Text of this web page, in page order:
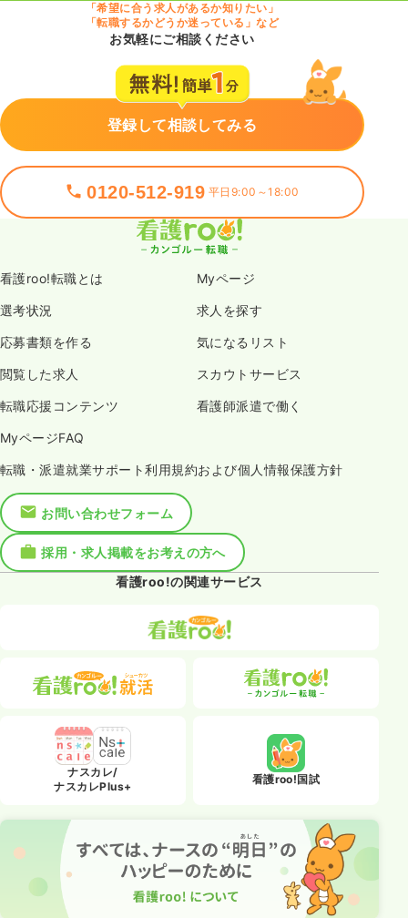
「希望に合う求人があるか知りたい」
「転職するかどうか迷っている」など
お気軽にご相談ください
登録して相談してみる
0120-512-919 平日9:00～18:00
看護roo!転職とは Myページ
選考状況 求人を探す
応募書類を作る 気になるリスト
閲覧した求人 スカウトサービス
転職応援コンテンツ 看護師派遣で働く
MyページFAQ
転職・派遣就業サポート利用規約および個人情報保護方針
お問い合わせフォーム
採用・求人掲載をお考えの方へ
看護roo!の関連サービス
ナスカレ/
ナスカレPlus+
看護roo!国試